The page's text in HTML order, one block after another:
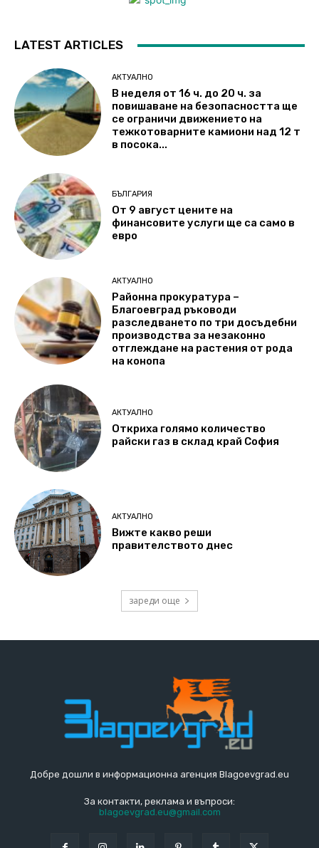
LATEST ARTICLES
АКТУАЛНО
В неделя от 16 ч. до 20 ч. за
повишаване на безопасността ще
се ограничи движението на
тежкотоварните камиони над 12 т
в посока...
БЪЛГАРИЯ
От 9 август цените на
финансовите услуги ще са само в
евро
АКТУАЛНО
Районна прокуратура –
Благоевград ръководи
разследването по три досъдебни
производства за незаконно
отглеждане на растения от рода
на конопа
АКТУАЛНО
Откриха голямо количество
райски газ в склад край София
АКТУАЛНО
Вижте какво реши
правителството днес
зареди още
Добре дошли в информационна агенция Blagoevgrad.eu
За контакти, реклама и въпроси:
blagoevgrad.eu@gmail.com